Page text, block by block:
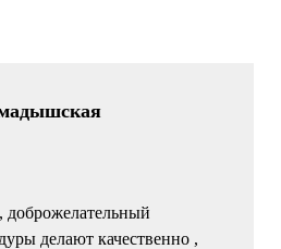
доброжелательный
делают качественно ,